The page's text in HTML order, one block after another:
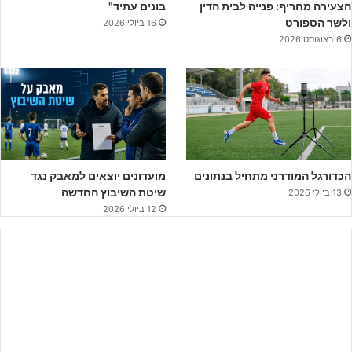
הצעירה מחריף: פנייה לבית הדין
ולשר הספורט
6 באוגוסט 2026
בונים עתיד"
16 ביולי 2026
הכדורגל המודרני מתחיל בנתונים
13 ביולי 2026
מועדונים יוצאים למאבק נגד
שיטת השיבוץ החדשה
12 ביולי 2026